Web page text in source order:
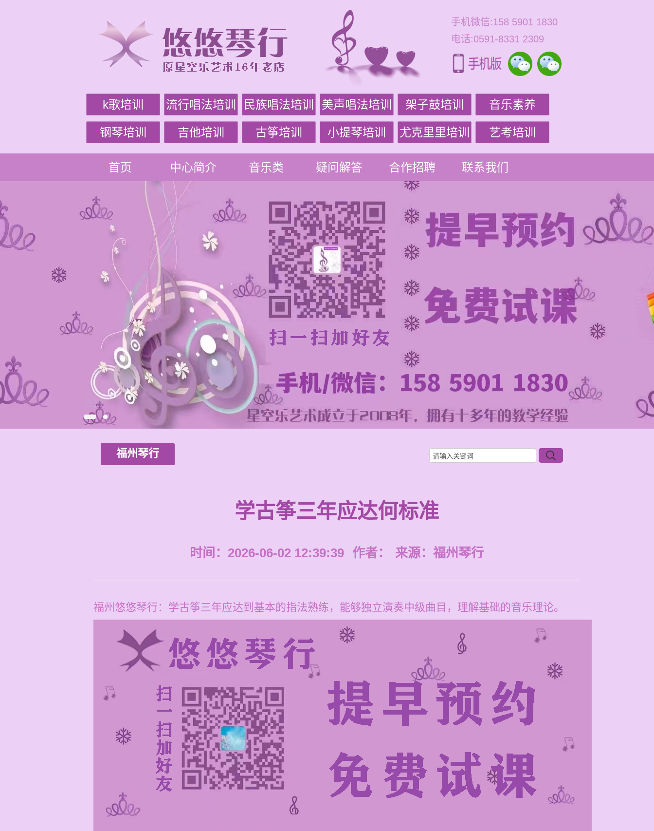
手机微信:158 5901 1830
电话:0591-8331 2309
k歌培训 流行唱法培训 民族唱法培训 美声唱法培训 架子鼓培训 音乐素养
钢琴培训 吉他培训 古筝培训 小提琴培训 尤克里里培训 艺考培训
首页 中心简介 音乐类 疑问解答 合作招聘 联系我们
福州琴行
学古筝三年应达何标准
时间：2026-06-02 12:39:39 作者： 来源： 福州琴行
福州悠悠琴行：学古筝三年应达到基本的指法熟练，能够独立演奏中级曲目，理解基础的音乐理论。